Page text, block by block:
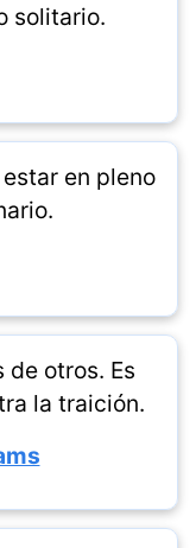
solitario.
en pleno
de otros. Es
la traición.